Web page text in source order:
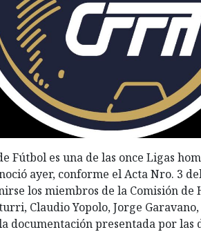
Fútbol es una de las once Ligas
ayer, conforme el Acta Nro. 3
los miembros de la Comisión de
Claudio Yopolo, Jorge
documentación presentada por las